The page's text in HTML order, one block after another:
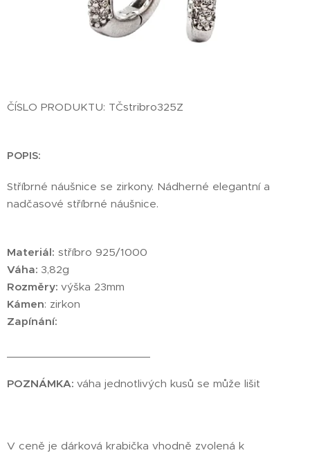
ČÍSLO PRODUKTU: TČstribro325Z
POPIS:
Stříbrné náušnice se zirkony. Nádherné elegantní a
nadčasové stříbrné náušnice.
Materiál: stříbro 925/1000
Váha: 3,82g
Rozměry: výška 23mm
Kámen: zirkon
Zapínání:
POZNÁMKA: váha jednotlivých kusů se může lišit
V ceně je dárková krabička vhodně zvolená k